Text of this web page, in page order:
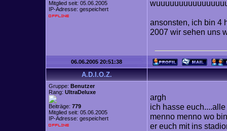
Mitglied seit: 05.06.2005
IP-Adresse: gespeichert
ansonsten, ich bin 4
2007 wir sehen uns
06.06.2005 20:51:38
A.D.I.O.Z.
Gruppe: Benutzer
Rang: UltraDeluxe
Beiträge: 779
Mitglied seit: 05.06.2005
IP-Adresse: gespeichert
argh
ich hasse
menno menno wo
er euch mit ins